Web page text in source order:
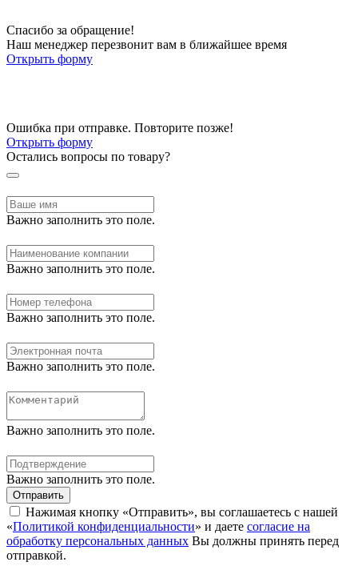
Спасибо за обращение!
Наш менеджер перезвонит вам в ближайшее время
Открыть форму
Ошибка при отправке. Повторите позже!
Открыть форму
Остались вопросы по товару?
Важно заполнить это поле.
Важно заполнить это поле.
Важно заполнить это поле.
Важно заполнить это поле.
Важно заполнить это поле.
Важно заполнить это поле.
Отправить
Нажимая кнопку «Отправить», вы соглашаетесь с нашей
«Политикой конфиденциальности» и даете согласие на
обработку персональных данных Вы должны принять перед
отправкой.